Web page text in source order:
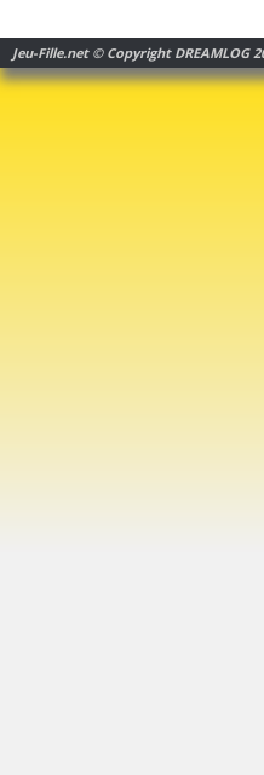
Jeu-Fille.net © Copyright DREAMLOG